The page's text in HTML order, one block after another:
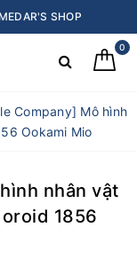
SHOP
0
Company] Mô hình
Ookami Mio
nhân vật
1856